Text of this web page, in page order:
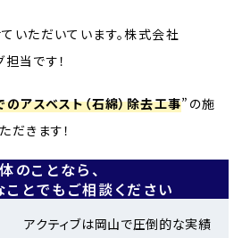
いただいています。株式会社
当です！
アスベスト（石綿）除去工事”の施
だきます！
のことなら、
とでもご相談ください
アクティブは岡山で圧倒的な実績